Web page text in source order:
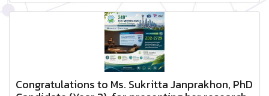
Congratulations to Ms. Sukritta Janprakhon, PhD